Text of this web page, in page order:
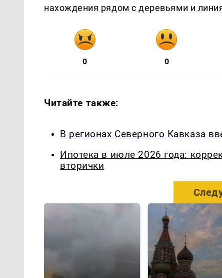
нахождения рядом с деревьями и
0 0
Читайте также:
В регионах Северного Кавказа
Ипотека в июле 2026 года:
вторички